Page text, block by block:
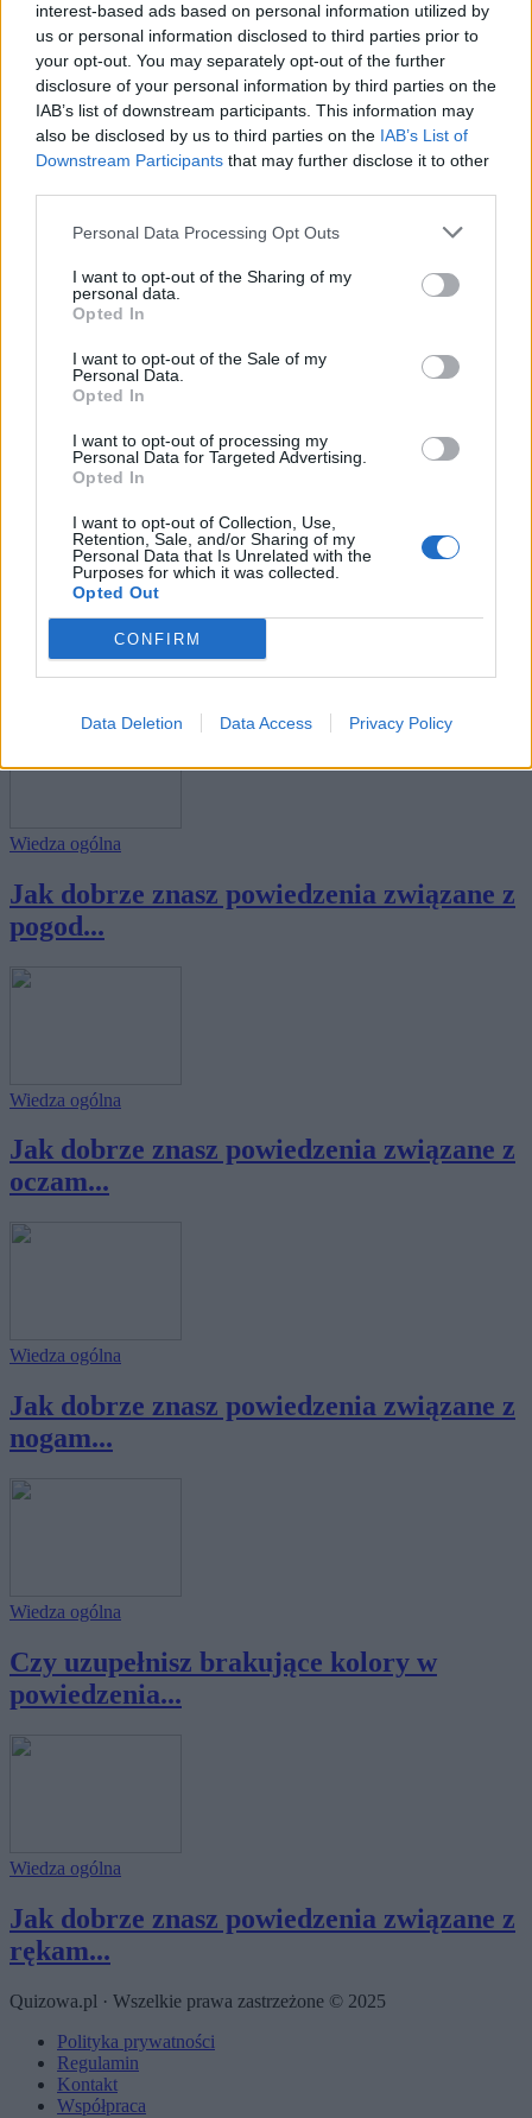
interest-based ads based on personal information utilized by
us or personal information disclosed to third parties prior to
your opt-out. You may separately opt-out of the further
disclosure of your personal information by third parties on the
IAB’s list of downstream participants. This information may
also be disclosed by us to third parties on the IAB’s List of
Downstream Participants that may further disclose it to other
Personal Data Processing Opt Outs
I want to opt-out of the Sharing of my
personal data.
Opted In
I want to opt-out of the Sale of my
Personal Data.
Opted In
I want to opt-out of processing my
Personal Data for Targeted Advertising.
Opted In
I want to opt-out of Collection, Use,
Retention, Sale, and/or Sharing of my
Personal Data that Is Unrelated with the
Purposes for which it was collected.
Opted Out
CONFIRM
Data Deletion Data Access Privacy Policy
Wiedza ogólna
Jak dobrze znasz powiedzenia związane z
psem?
Czy uzupełnisz powiedzenia związane z
profesj...
Wiedza ogólna
Jak dobrze znasz powiedzenia związane z
głową...
Wiedza ogólna
Jak dobrze znasz powiedzenia związane z
pogod...
Wiedza ogólna
Jak dobrze znasz powiedzenia związane z
oczam...
Wiedza ogólna
Jak dobrze znasz powiedzenia związane z
nogam...
Wiedza ogólna
Czy uzupełnisz brakujące kolory w
powiedzenia...
Wiedza ogólna
Jak dobrze znasz powiedzenia związane z
rękam...
Quizowa.pl · Wszelkie prawa zastrzeżone © 2025
Polityka prywatności
Regulamin
Kontakt
Współpraca